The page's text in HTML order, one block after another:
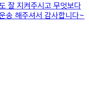
잘 지켜주시고 무엇보다
송 해주셔서 감사합니다~